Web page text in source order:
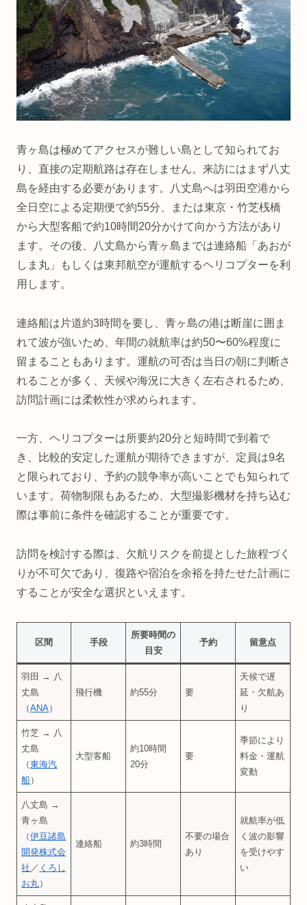
青ヶ島は極めてアクセスが難しい島として知られてお
り、直接の定期航路は存在しません。来訪にはまず八丈
島を経由する必要があります。八丈島へは羽田空港から
全日空による定期便で約55分、または東京・竹芝桟橋
から大型客船で約10時間20分かけて向かう方法があり
ます。その後、八丈島から青ヶ島までは連絡船「あおが
しま丸」もしくは東邦航空が運航するヘリコプターを利
用します。
連絡船は片道約3時間を要し、青ヶ島の港は断崖に囲ま
れて波が強いため、年間の就航率は約50〜60%程度に
留まることもあります。運航の可否は当日の朝に判断さ
れることが多く、天候や海況に大きく左右されるため、
訪問計画には柔軟性が求められます。
一方、ヘリコプターは所要約20分と短時間で到着で
き、比較的安定した運航が期待できますが、定員は9名
と限られており、予約の競争率が高いことでも知られて
います。荷物制限もあるため、大型撮影機材を持ち込む
際は事前に条件を確認することが重要です。
訪問を検討する際は、欠航リスクを前提とした旅程づく
りが不可欠であり、復路や宿泊を余裕を持たせた計画に
することが安全な選択といえます。
区間 手段
所要時間の
目安
予約 留意点
羽田 → 八
丈島
（ANA）
飛行機 約55分 要
天候で遅
延・欠航あ
り
竹芝 → 八
丈島
（東海汽
船）
大型客船
約10時間
20分
要
季節により
料金・運航
変動
八丈島 →
青ヶ島
（伊豆諸島
開発株式会
社 ／ くろし
お丸）
連絡船 約3時間
不要の場合
あり
就航率が低
く波の影響
を受けやす
い